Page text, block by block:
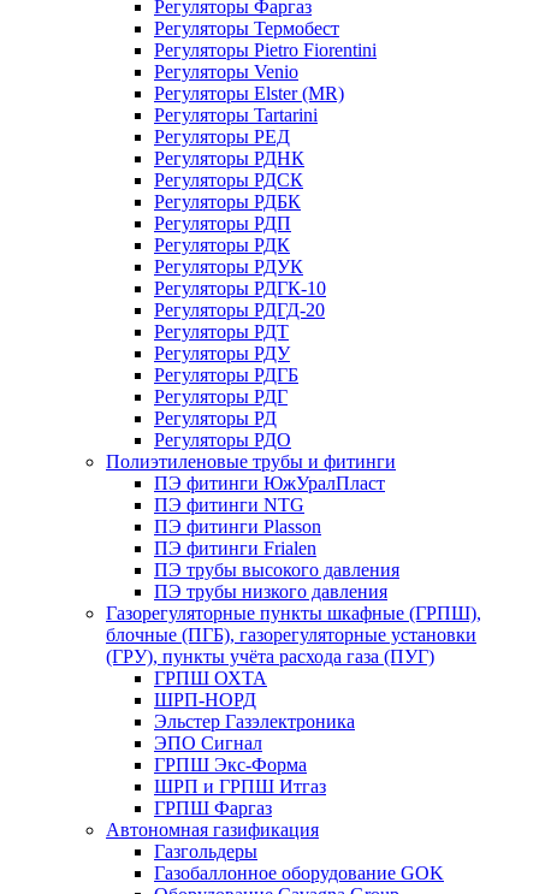
Регуляторы Фаргаз
Регуляторы Термобест
Регуляторы Pietro Fiorentini
Регуляторы Venio
Регуляторы Elster (MR)
Регуляторы Tartarini
Регуляторы РЕД
Регуляторы РДНК
Регуляторы РДСК
Регуляторы РДБК
Регуляторы РДП
Регуляторы РДК
Регуляторы РДУК
Регуляторы РДГК-10
Регуляторы РДГД-20
Регуляторы РДТ
Регуляторы РДУ
Регуляторы РДГБ
Регуляторы РДГ
Регуляторы РД
Регуляторы РДО
Полиэтиленовые трубы и фитинги
ПЭ фитинги ЮжУралПласт
ПЭ фитинги NTG
ПЭ фитинги Plasson
ПЭ фитинги Frialen
ПЭ трубы высокого давления
ПЭ трубы низкого давления
Газорегуляторные пункты шкафные (ГРПШ),
блочные (ПГБ), газорегуляторные установки
(ГРУ), пункты учёта расхода газа (ПУГ)
ГРПШ ОХТА
ШРП-НОРД
Эльстер Газэлектроника
ЭПО Сигнал
ГРПШ Экс-Форма
ШРП и ГРПШ Итгаз
ГРПШ Фаргаз
Автономная газификация
Газгольдеры
Газобаллонное оборудование GOK